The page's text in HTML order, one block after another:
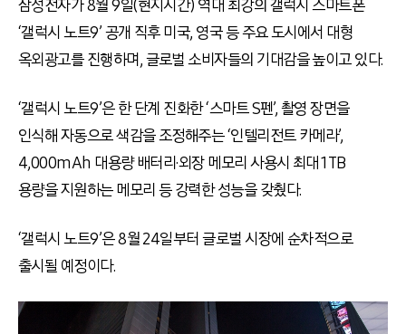
삼성전자가 8월 9일(현지시간) 역대 최강의 갤럭시 스마트폰
‘갤럭시 노트9’ 공개 직후 미국, 영국 등 주요 도시에서 대형
옥외광고를 진행하며, 글로벌 소비자들의 기대감을 높이고 있다.
‘갤럭시 노트9’은 한 단계 진화한 ‘스마트 S펜’, 촬영 장면을
인식해 자동으로 색감을 조정해주는 ‘인텔리전트 카메라’,
4,000mAh 대용량 배터리·외장 메모리 사용시 최대 1TB
용량을 지원하는 메모리 등 강력한 성능을 갖췄다.
‘갤럭시 노트9’은 8월 24일부터 글로벌 시장에 순차적으로
출시될 예정이다.